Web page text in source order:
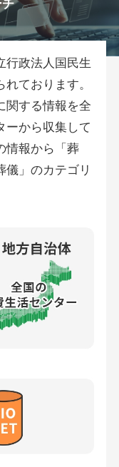
チ
行政法人国民生
ております。
関する情報を全
ーから収集して
情報から「葬
儀」のカテゴリ